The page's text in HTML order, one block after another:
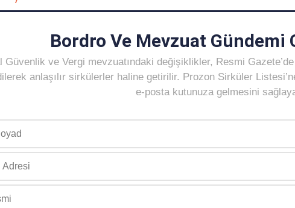
Bordro Ve Mevzuat Gündemi
Güvenlik ve Vergi mevzuatındaki değişiklikler, Resmi
anlaşılır sirkülerler haline getirilir. Prozon Sirküler
e-posta kutunuza gelmesini